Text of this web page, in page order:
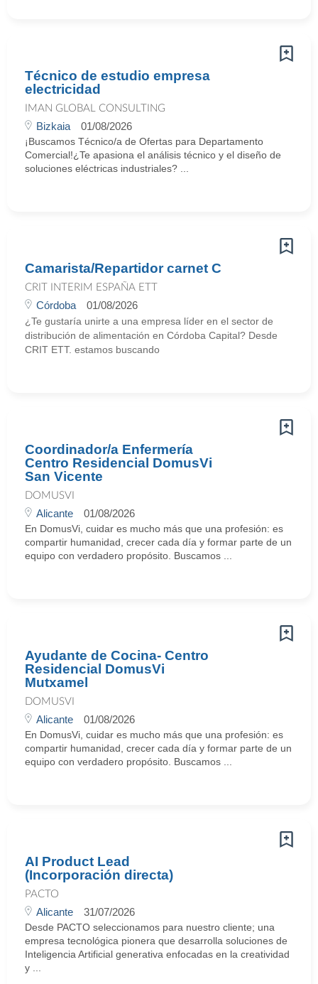
Técnico de estudio empresa
electricidad
IMAN GLOBAL CONSULTING
Bizkaia 01/08/2026
¡Buscamos Técnico/a de Ofertas para Departamento
Comercial!¿Te apasiona el análisis técnico y el diseño de
soluciones eléctricas industriales? ...
Camarista/Repartidor carnet C
CRIT INTERIM ESPAÑA ETT
Córdoba 01/08/2026
¿Te gustaría unirte a una empresa líder en el sector de
distribución de alimentación en Córdoba Capital? Desde
CRIT ETT. estamos buscando
Coordinador/a Enfermería
Centro Residencial DomusVi
San Vicente
DOMUSVI
Alicante 01/08/2026
En DomusVi, cuidar es mucho más que una profesión: es
compartir humanidad, crecer cada día y formar parte de un
equipo con verdadero propósito. Buscamos ...
Ayudante de Cocina- Centro
Residencial DomusVi
Mutxamel
DOMUSVI
Alicante 01/08/2026
En DomusVi, cuidar es mucho más que una profesión: es
compartir humanidad, crecer cada día y formar parte de un
equipo con verdadero propósito. Buscamos ...
AI Product Lead
(Incorporación directa)
PACTO
Alicante 31/07/2026
Desde PACTO seleccionamos para nuestro cliente; una
empresa tecnológica pionera que desarrolla soluciones de
Inteligencia Artificial generativa enfocadas en la creatividad
y ...